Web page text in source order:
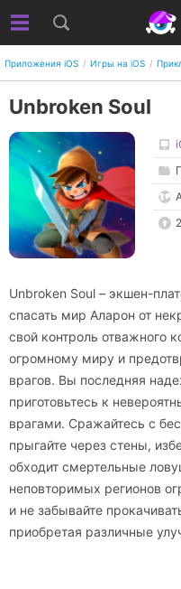
Приложения iOS Игры на iOS
Unbroken Soul
Unbroken Soul – экшен-
спасать мир Аларон от
свой контроль отважного
огромному миру и
врагов. Вы последняя
приготовьтесь к
врагами. Сражайтесь с
прыгайте через стены,
обходит смертельные
неповторимых регионов
и не забывайте
приобретая различные